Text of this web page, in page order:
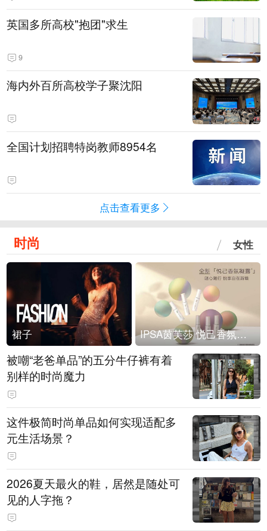
英国多所高校"抱团"求生
9
海内外百所高校学子聚沈阳
全国计划招聘特岗教师8954名
点击查看更多
时尚 女性
裙子 IPSA茵芙莎 悦己香氛凝露上市
被嘲“老爸单品”的五分牛仔裤有着
别样的时尚魔力
这件极简时尚单品如何实现适配多
元生活场景？
2026夏天最火的鞋，居然是随处可
见的人字拖？